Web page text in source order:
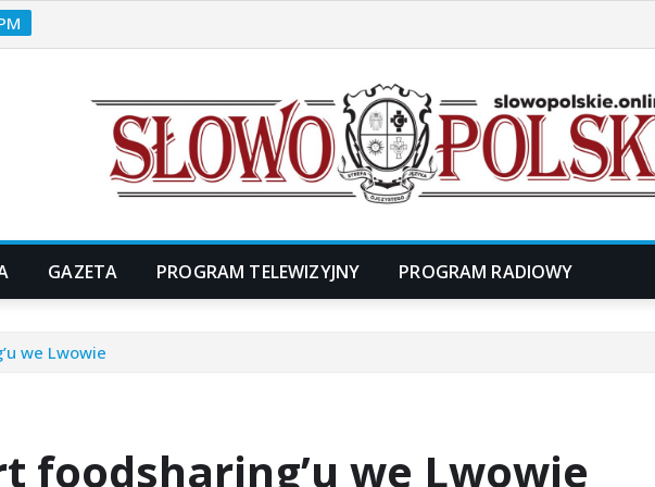
GAZETA PROGRAM TELEWIZYJNY PROGRAM RADIOWY
we Lwowie
foodsharing’u we Lwowie